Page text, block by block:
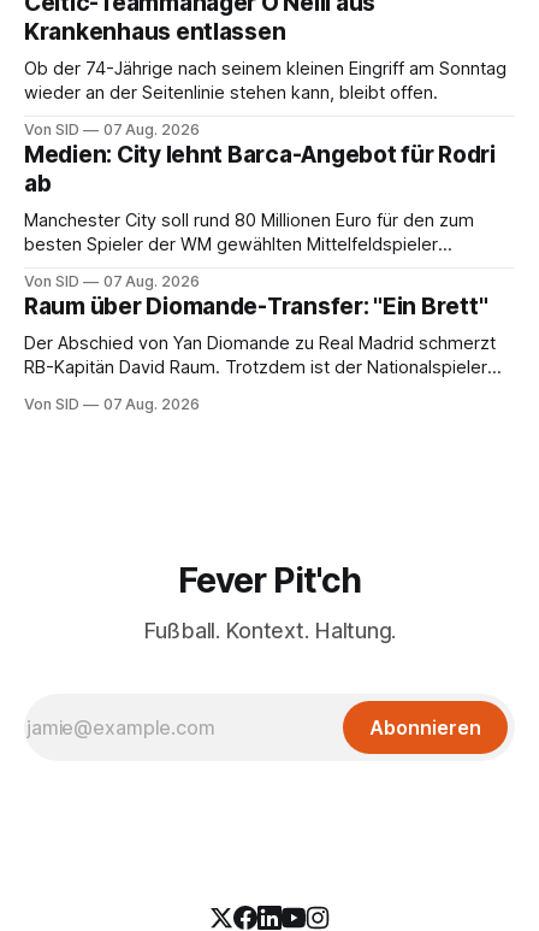
Krankenhaus entlassen
Ob der 74-Jährige nach seinem kleinen Eingriff am Sonntag
wieder an der Seitenlinie stehen kann, bleibt offen.
Von SID 07 Aug. 2026
Medien: City lehnt Barca-Angebot für Rodri
ab
Manchester City soll rund 80 Millionen Euro für den zum
besten Spieler der WM gewählten Mittelfeldspieler
Von SID 07 Aug. 2026
Raum über Diomande-Transfer: "Ein Brett"
Der Abschied von Yan Diomande zu Real Madrid schmerzt
RB-Kapitän David Raum. Trotzdem ist der Nationalspieler
Von SID 07 Aug. 2026
Fever Pit'ch
Fußball. Kontext. Haltung.
Abonnieren